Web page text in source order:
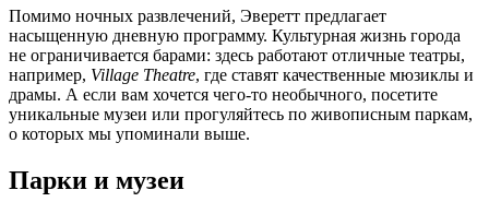
Помимо ночных развлечений, Эверетт предлагает
насыщенную дневную программу. Культурная жизнь города
не ограничивается барами: здесь работают отличные театры,
например, Village Theatre, где ставят качественные мюзиклы и
драмы. А если вам хочется чего-то необычного, посетите
уникальные музеи или прогуляйтесь по живописным паркам,
о которых мы упоминали выше.
Парки и музеи